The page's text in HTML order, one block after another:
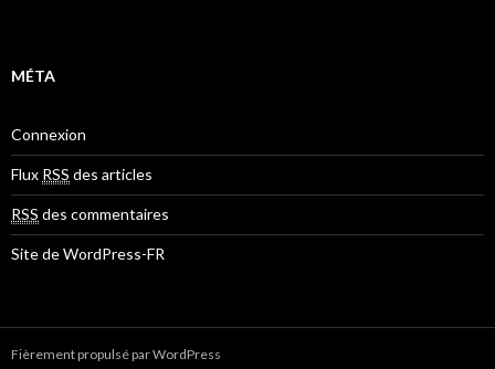
MÉTA
Connexion
Flux RSS des articles
RSS des commentaires
Site de WordPress-FR
Fièrement propulsé par WordPress